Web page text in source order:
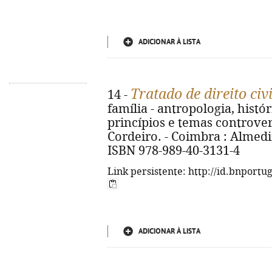
ADICIONAR À LISTA
14 - Tratado de direito
família - antropologia,
princípios e temas
Cordeiro. - Coimbra :
ISBN 978-989-40-3131-4
Link persistente: http://
ADICIONAR À LISTA